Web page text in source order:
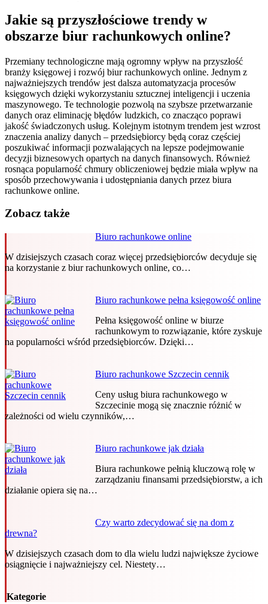
Jakie są przyszłościowe trendy w
obszarze biur rachunkowych online?
Przemiany technologiczne mają ogromny wpływ na przyszłość
branży księgowej i rozwój biur rachunkowych online. Jednym z
najważniejszych trendów jest dalsza automatyzacja procesów
księgowych dzięki wykorzystaniu sztucznej inteligencji i uczenia
maszynowego. Te technologie pozwolą na szybsze przetwarzanie
danych oraz eliminację błędów ludzkich, co znacząco poprawi
jakość świadczonych usług. Kolejnym istotnym trendem jest wzrost
znaczenia analizy danych – przedsiębiorcy będą coraz częściej
poszukiwać informacji pozwalających na lepsze podejmowanie
decyzji biznesowych opartych na danych finansowych. Również
rosnąca popularność chmury obliczeniowej będzie miała wpływ na
sposób przechowywania i udostępniania danych przez biura
rachunkowe online.
Zobacz także
Biuro rachunkowe online
W dzisiejszych czasach coraz więcej przedsiębiorców decyduje się
na korzystanie z biur rachunkowych online, co…
Biuro rachunkowe pełna księgowość online
Pełna księgowość online w biurze
rachunkowym to rozwiązanie, które zyskuje
na popularności wśród przedsiębiorców. Dzięki…
Biuro rachunkowe Szczecin cennik
Ceny usług biura rachunkowego w
Szczecinie mogą się znacznie różnić w
zależności od wielu czynników,…
Biuro rachunkowe jak działa
Biura rachunkowe pełnią kluczową rolę w
zarządzaniu finansami przedsiębiorstw, a ich
działanie opiera się na…
Czy warto zdecydować się na dom z
drewna?
W dzisiejszych czasach dom to dla wielu ludzi największe życiowe
osiągnięcie i najważniejszy cel. Niestety…
Kategorie